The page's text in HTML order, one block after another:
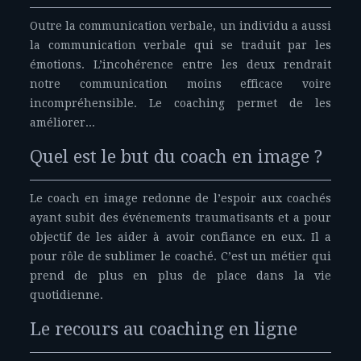
Outre la communication verbale, un individu a aussi
la communication verbale qui se traduit par les
émotions. L’incohérence entre les deux rendrait
notre communication moins efficace voire
incompréhensible. Le coaching permet de les
améliorer...
Quel est le but du coach en image ?
Le coach en image redonne de l’espoir aux coachés
ayant subit des événements traumatisants et a pour
objectif de les aider à avoir confiance en eux. Il a
pour rôle de sublimer le coaché. C’est un métier qui
prend de plus en plus de place dans la vie
quotidienne.
Le recours au coaching en ligne